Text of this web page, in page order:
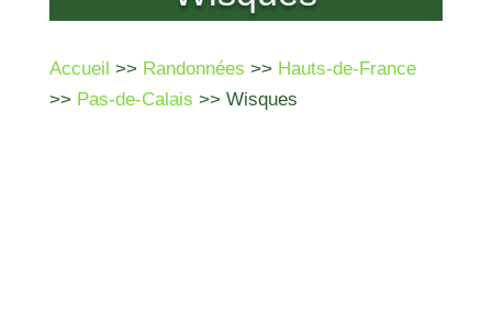
Accueil >> Randonnées >> Hauts-de-France
>> Pas-de-Calais >> Wisques